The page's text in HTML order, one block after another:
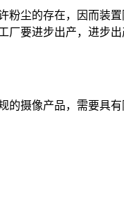
尘的存在，因而装
要进步出产，进步
摄像产品，需要具